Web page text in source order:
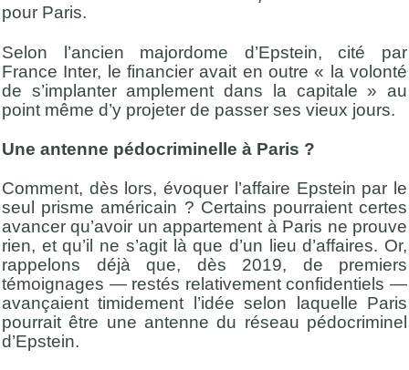
pour Paris.
Selon l’ancien majordome d’Epstein, cité par
France Inter, le financier avait en outre « la volonté
de s’implanter amplement dans la capitale » au
point même d’y projeter de passer ses vieux jours.
Une antenne pédocriminelle à Paris ?
Comment, dès lors, évoquer l’affaire Epstein par le
seul prisme américain ? Certains pourraient certes
avancer qu’avoir un appartement à Paris ne prouve
rien, et qu’il ne s’agit là que d’un lieu d’affaires. Or,
rappelons déjà que, dès 2019, de premiers
témoignages — restés relativement confidentiels —
avançaient timidement l’idée selon laquelle Paris
pourrait être une antenne du réseau pédocriminel
d’Epstein.